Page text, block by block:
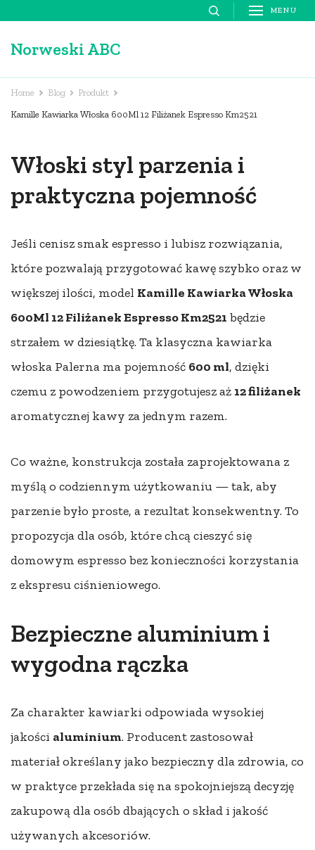
content
Enter)
MENU
Norweski ABC
Home Blog Produkt
Kamille Kawiarka Włoska 600Ml 12 Filiżanek Espresso Km2521
Włoski styl parzenia i
praktyczna pojemność
Jeśli cenisz smak espresso i lubisz rozwiązania,
które pozwalają przygotować kawę szybko oraz w
większej ilości, model Kamille Kawiarka Włoska
600Ml 12 Filiżanek Espresso Km2521 będzie
strzałem w dziesiątkę. Ta klasyczna kawiarka
włoska Palerna ma pojemność 600 ml, dzięki
czemu z powodzeniem przygotujesz aż 12 filiżanek
aromatycznej kawy za jednym razem.
Co ważne, konstrukcja została zaprojektowana z
myślą o codziennym użytkowaniu — tak, aby
parzenie było proste, a rezultat konsekwentny. To
propozycja dla osób, które chcą cieszyć się
domowym espresso bez konieczności korzystania
z ekspresu ciśnieniowego.
Bezpieczne aluminium i
wygodna rączka
Za charakter kawiarki odpowiada wysokiej
jakości aluminium. Producent zastosował
materiał określany jako bezpieczny dla zdrowia, co
w praktyce przekłada się na spokojniejszą decyzję
zakupową dla osób dbających o skład i jakość
używanych akcesoriów.